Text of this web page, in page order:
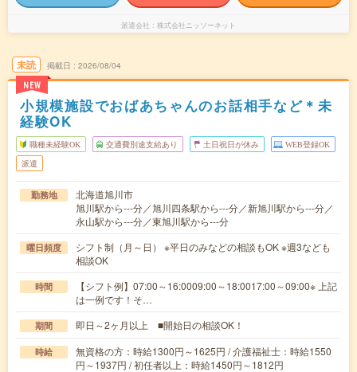
派遣会社 株式会社ニッソーネット
未読
NEW
掲載日 2026/08/04
小規模施設でおばあちゃんのお話相手など＊未
経験OK
職種未経験OK 交通費別途支給あり 土日祝日が休み WEB登録OK
派遣
勤務地
北海道旭川市
旭川駅から---分／旭川四条駅から---分／新旭川駅から---分／
永山駅から---分／東旭川駅から---分
曜日頻度
シフト制（月～日） ※平日のみなどの相談もOK ※週3なども
相談OK
時間
【シフト例】07:00～16:0009:00～18:0017:00～09:00※ 上記
は一例です！そ…
期間 即日～2ヶ月以上 ■開始日の相談OK！
時給
無資格の方：時給1300円～1625円 / 介護福祉士：時給1550
円～1937円 / 初任者以上：時給1450円～1812円